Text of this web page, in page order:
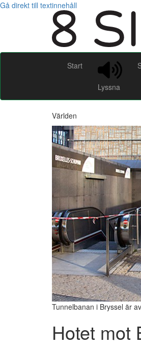
Gå direkt till textinnehåll
Start
Lyssna
Världen
Tunnelbanan i Bryssel är
Hotet mot